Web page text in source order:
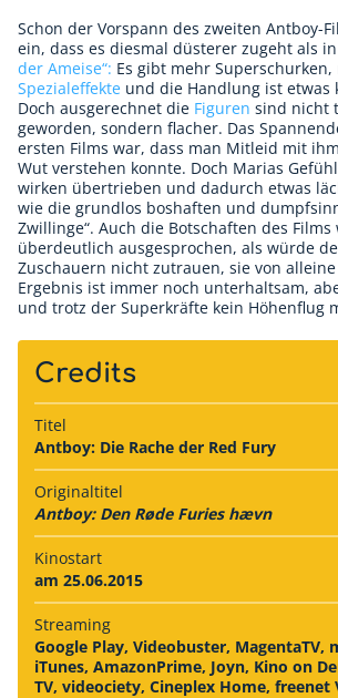
Schon der Vorspann des zweiten Antboy-
ein, dass es diesmal düsterer zugeht als in
der Ameise“: Es gibt mehr
Spezialeffekte und die Handlung ist etwas
Doch ausgerechnet die Figuren sind nicht
geworden, sondern flacher. Das
ersten Films war, dass man Mitleid mit
Wut verstehen konnte. Doch Marias
wirken übertrieben und dadurch etwas
wie die grundlos boshaften und
Zwillinge“. Auch die Botschaften des Films
überdeutlich ausgesprochen, als würde
Zuschauern nicht zutrauen, sie von
Ergebnis ist immer noch unterhaltsam,
und trotz der Superkräfte kein Höhenflug
Credits
Titel
Antboy: Die Rache der Red Fury
Originaltitel
Antboy: Den Røde Furies hævn
Kinostart
am 25.06.2015
Streaming
Google Play, Videobuster, MagentaTV,
iTunes, AmazonPrime, Joyn, Kino on
TV, videociety, Cineplex Home, freenet